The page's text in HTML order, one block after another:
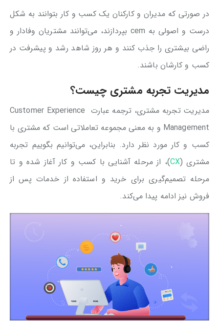
در صورتی که مدیران و کارکنان یک کسب و کار بتوانند به شکل
درست و اصولی به cem بپردازند، می‌توانند مشتریان وفادار و
راضی بیشتری را جذب کنند و هر روز شاهد رشد و پیشرفت در
کسب و کارشان باشند.
مدیریت تجربه مشتری چیست؟
مدیریت تجربه مشتری، ترجمه عبارت Customer Experience
Management و به معنی مجموعه تعاملاتی است که مشتری با
کسب و کار مورد نظر دارد. بنابراین، می‌توانیم بگوییم تجربه
مشتری (CX)، از مرحله آشنایی با کسب و کار آغاز شده و تا
مرحله تصمیم‌گیری برای خرید و استفاده از خدمات پس از
فروش نیز ادامه پیدا می‌کند.